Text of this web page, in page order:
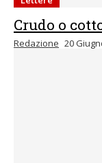
Crudo o
Redazione 20